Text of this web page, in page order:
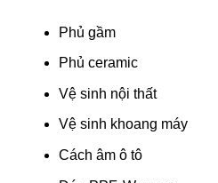
Phủ gầm
Phủ ceramic
Vệ sinh nội thất
Vệ sinh khoang máy
Cách âm ô tô